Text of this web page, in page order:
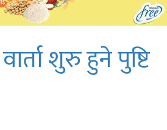
शुरु हुने पुष्टि